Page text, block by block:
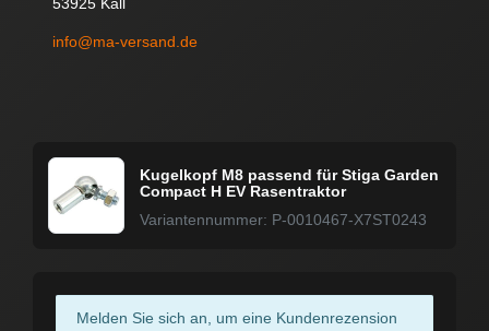
info@ma-versand.de
Kugelkopf M8 passend für Stiga Garden
Compact H EV Rasentraktor
Variantennummer: P-0010467-X7ST0243
Melden Sie sich an, um eine Kundenrezension